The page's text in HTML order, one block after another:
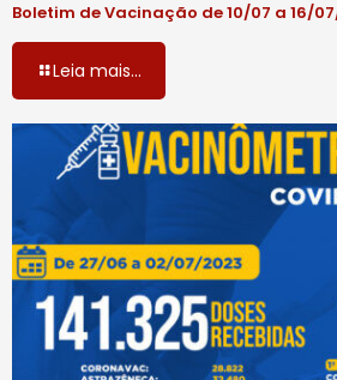
Boletim de Vacinação de 10/07 a 16/
Leia mais...